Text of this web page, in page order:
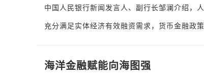
中国人民银行新闻发言人、副行长邹澜介绍，
充分满足实体经济有效融资需求，货币金融政
海洋金融赋能向海图强